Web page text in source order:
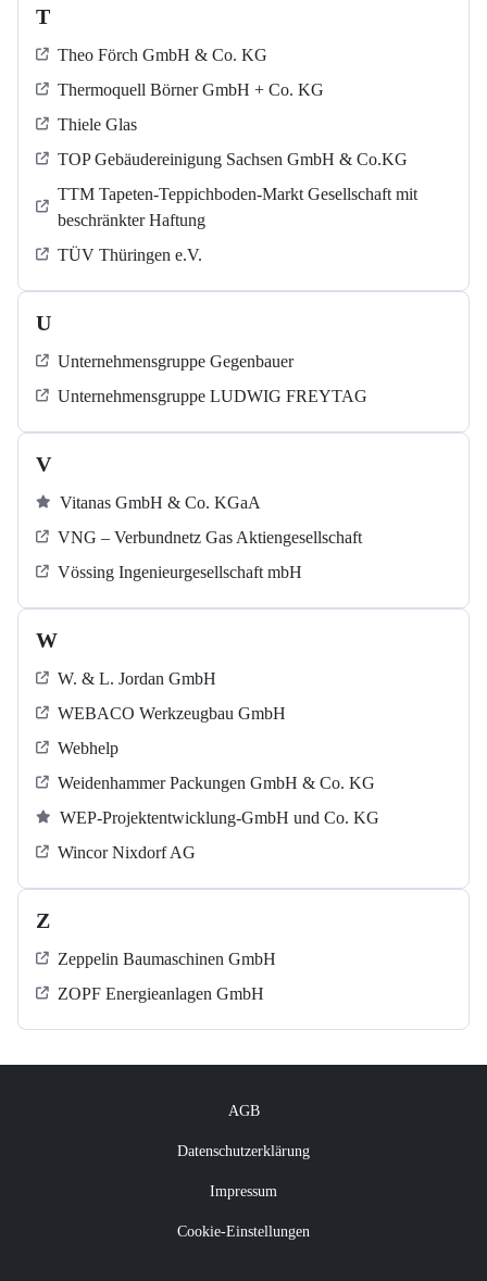
T
Theo Förch GmbH & Co. KG
Thermoquell Börner GmbH + Co. KG
Thiele Glas
TOP Gebäudereinigung Sachsen GmbH & Co.KG
TTM Tapeten-Teppichboden-Markt Gesellschaft mit
beschränkter Haftung
TÜV Thüringen e.V.
U
Unternehmensgruppe Gegenbauer
Unternehmensgruppe LUDWIG FREYTAG
V
Vitanas GmbH & Co. KGaA
VNG – Verbundnetz Gas Aktiengesellschaft
Vössing Ingenieurgesellschaft mbH
W
W. & L. Jordan GmbH
WEBACO Werkzeugbau GmbH
Webhelp
Weidenhammer Packungen GmbH & Co. KG
WEP-Projektentwicklung-GmbH und Co. KG
Wincor Nixdorf AG
Z
Zeppelin Baumaschinen GmbH
ZOPF Energieanlagen GmbH
AGB
Datenschutzerklärung
Impressum
Cookie-Einstellungen